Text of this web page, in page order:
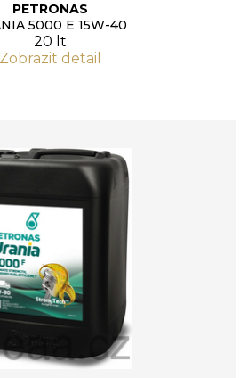
PETRONAS
5000 E 15W-40
20 lt
Zobrazit detail